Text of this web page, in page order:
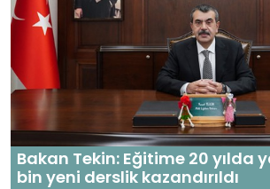
Bakan Tekin: Eğitime 20 yılda
bin yeni derslik kazandırıldı